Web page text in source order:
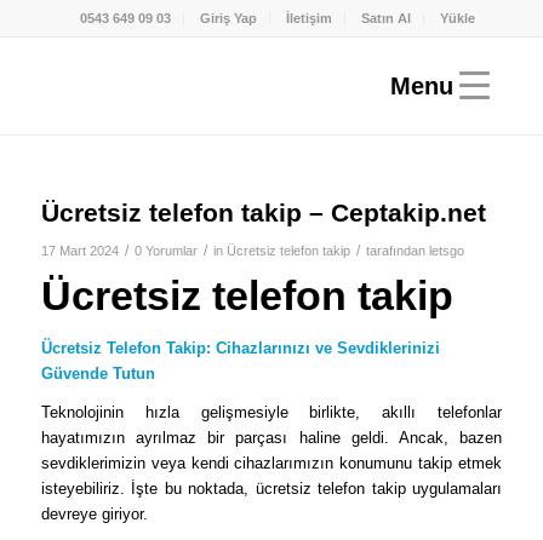
0543 649 09 03 Giriş Yap İletişim Satın Al Yükle
Ücretsiz telefon takip – Ceptakip.net
17 Mart 2024 / 0 Yorumlar / in Ücretsiz telefon takip / tarafından letsgo
Ücretsiz telefon takip
Ücretsiz Telefon Takip: Cihazlarınızı ve Sevdiklerinizi
Güvende Tutun
Teknolojinin hızla gelişmesiyle birlikte, akıllı telefonlar
hayatımızın ayrılmaz bir parçası haline geldi. Ancak, bazen
sevdiklerimizin veya kendi cihazlarımızın konumunu takip etmek
isteyebiliriz. İşte bu noktada, ücretsiz telefon takip uygulamaları
devreye giriyor.